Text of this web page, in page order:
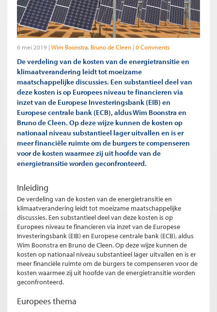
6 mei 2019 Wim Boonstra Bruno de Cleen 0 Comments
De verdeling van de kosten van de energietransitie en
klimaatverandering leidt tot moeizame
maatschappelijke discussies. Een substantieel deel van
deze kosten is op Europees niveau te financieren via
inzet van de Europese Investeringsbank (EIB) en
Europese centrale bank (ECB), aldus Wim Boonstra en
Bruno de Cleen. Op deze wijze kunnen de kosten op
nationaal niveau substantieel lager uitvallen en is er
meer financiële ruimte om de burgers te compenseren
voor de kosten waarmee zij uit hoofde van de
energietransitie worden geconfronteerd.
Inleiding
De verdeling van de kosten van de energietransitie en
klimaatverandering leidt tot moeizame maatschappelijke
discussies. Een substantieel deel van deze kosten is op
Europees niveau te financieren via inzet van de Europese
Investeringsbank (EIB) en Europese centrale bank (ECB), aldus
Wim Boonstra en Bruno de Cleen. Op deze wijze kunnen de
kosten op nationaal niveau substantieel lager uitvallen en is er
meer financiële ruimte om de burgers te compenseren voor de
kosten waarmee zij uit hoofde van de energietransitie worden
geconfronteerd.
Europees thema